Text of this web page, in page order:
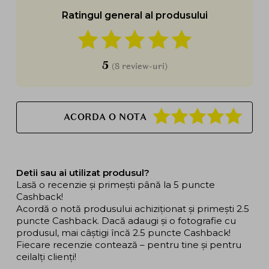
Ratingul general al produsului
5 (8 review-uri)
ACORDA O NOTA
Detii sau ai utilizat produsul?
Lasă o recenzie și primești până la 5 puncte
Cashback!
Acordă o notă produsului achiziționat și primești 2.5
puncte Cashback. Dacă adaugi și o fotografie cu
produsul, mai câștigi încă 2.5 puncte Cashback!
Fiecare recenzie contează – pentru tine și pentru
ceilalți clienți!